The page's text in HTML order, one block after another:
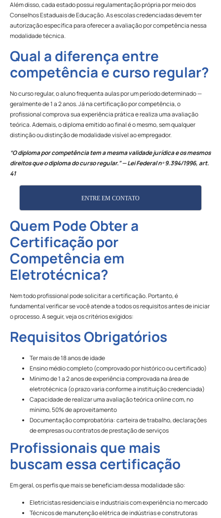
Além disso, cada estado possui regulamentação própria por meio dos
Conselhos Estaduais de Educação. As escolas credenciadas devem ter
autorização específica para oferecer a avaliação por competência nessa
modalidade técnica.
Qual a diferença entre
competência e curso regular?
No curso regular, o aluno frequenta aulas por um período determinado —
geralmente de 1 a 2 anos. Já na certificação por competência, o
profissional comprova sua experiência prática e realiza uma avaliação
teórica. Ademais, o diploma emitido ao final é o mesmo, sem qualquer
distinção ou distinção de modalidade visível ao empregador.
“O diploma por competência tem a mesma validade jurídica e os mesmos
direitos que o diploma do curso regular.” — Lei Federal nº 9.394/1996, art.
41
ENTRE EM CONTATO
Quem Pode Obter a
Certificação por
Competência em
Eletrotécnica?
Nem todo profissional pode solicitar a certificação. Portanto, é
fundamental verificar se você atende a todos os requisitos antes de iniciar
o processo. A seguir, veja os critérios exigidos:
Requisitos Obrigatórios
Ter mais de 18 anos de idade
Ensino médio completo (comprovado por histórico ou certificado)
Mínimo de 1 a 2 anos de experiência comprovada na área de
eletrotécnica (o prazo varia conforme a instituição credenciada)
Capacidade de realizar uma avaliação teórica online com, no
mínimo, 50% de aproveitamento
Documentação comprobatória: carteira de trabalho, declarações
de empresas ou contratos de prestação de serviços
Profissionais que mais
buscam essa certificação
Em geral, os perfis que mais se beneficiam dessa modalidade são:
Eletricistas residenciais e industriais com experiência no mercado
Técnicos de manutenção elétrica de indústrias e construtoras